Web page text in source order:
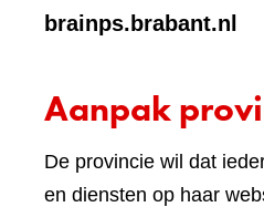
brainps.brabant.nl
Aanpak
De provincie wil dat
en diensten op haar